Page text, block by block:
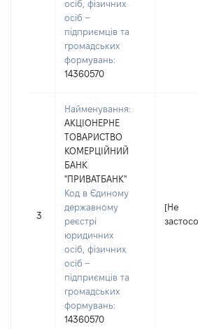
осіб, фізичних
осіб –
підприємців та
громадських
формувань:
14360570
3
Найменування:
АКЦІОНЕРНЕ
ТОВАРИСТВО
КОМЕРЦІЙНИЙ
БАНК
"ПРИВАТБАНК"
Код в Єдиному
державному
реєстрі
юридичних
осіб, фізичних
осіб –
підприємців та
громадських
формувань:
14360570
[Не